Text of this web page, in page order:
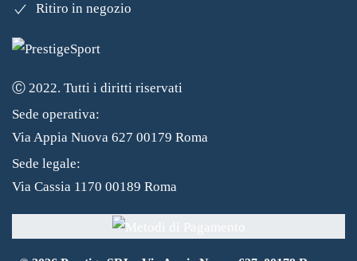
Ritiro in negozio
Ⓒ 2022. Tutti i diritti riservati
Sede operativa:
Via Appia Nuova 627 00179 Roma
Sede legale:
Via Cassia 1170 00189 Roma